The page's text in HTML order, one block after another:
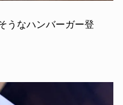
うなハンバーガー登